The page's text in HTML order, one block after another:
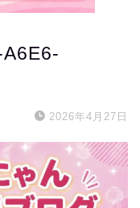
2026年4月27日